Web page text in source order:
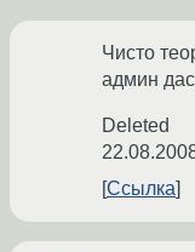
Чисто
админ
Deleted
Ссылка